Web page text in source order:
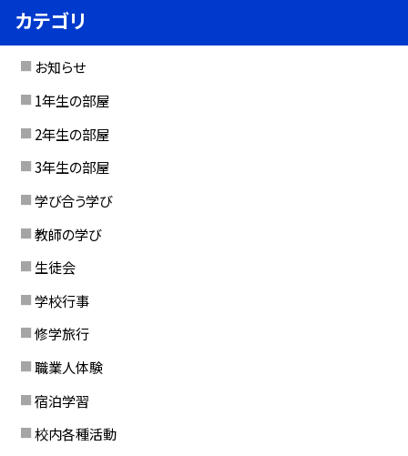
カテゴリ
お知らせ
1年生の部屋
2年生の部屋
3年生の部屋
学び合う学び
教師の学び
生徒会
学校行事
修学旅行
職業人体験
宿泊学習
校内各種活動